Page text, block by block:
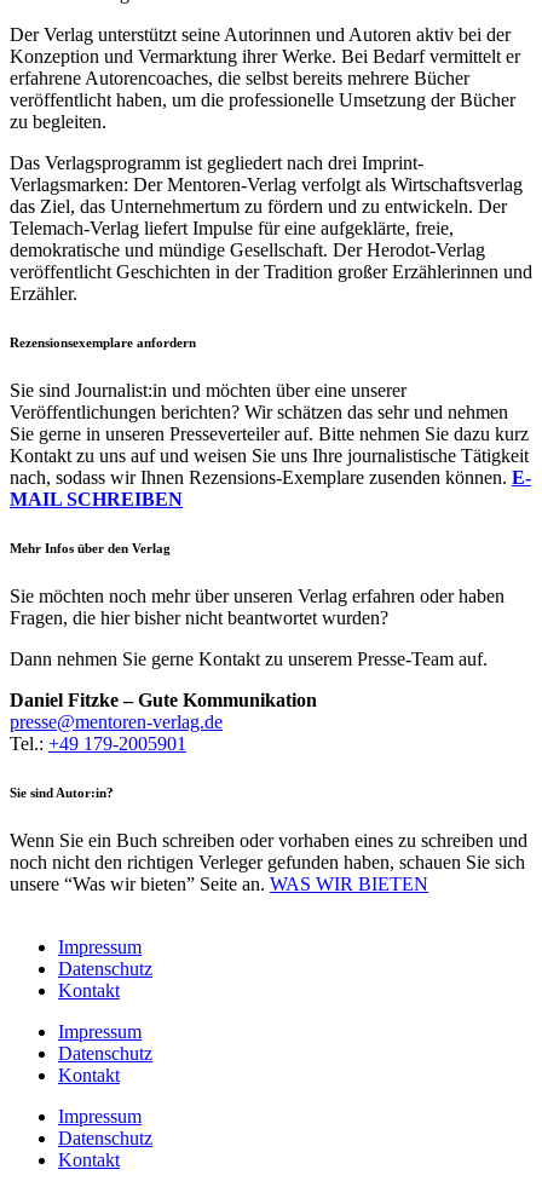
Der Verlag unterstützt seine Autorinnen und Autoren aktiv bei der
Konzeption und Vermarktung ihrer Werke. Bei Bedarf vermittelt er
erfahrene Autorencoaches, die selbst bereits mehrere Bücher
veröffentlicht haben, um die professionelle Umsetzung der Bücher
zu begleiten.
Das Verlagsprogramm ist gegliedert nach drei Imprint-
Verlagsmarken: Der Mentoren-Verlag verfolgt als Wirtschaftsverlag
das Ziel, das Unternehmertum zu fördern und zu entwickeln. Der
Telemach-Verlag liefert Impulse für eine aufgeklärte, freie,
demokratische und mündige Gesellschaft. Der Herodot-Verlag
veröffentlicht Geschichten in der Tradition großer Erzählerinnen und
Erzähler.
Rezensionsexemplare anfordern
Sie sind Journalist:in und möchten über eine unserer
Veröffentlichungen berichten? Wir schätzen das sehr und nehmen
Sie gerne in unseren Presseverteiler auf. Bitte nehmen Sie dazu kurz
Kontakt zu uns auf und weisen Sie uns Ihre journalistische Tätigkeit
nach, sodass wir Ihnen Rezensions-Exemplare zusenden können. E-
MAIL SCHREIBEN
Mehr Infos über den Verlag
Sie möchten noch mehr über unseren Verlag erfahren oder haben
Fragen, die hier bisher nicht beantwortet wurden?
Dann nehmen Sie gerne Kontakt zu unserem Presse-Team auf.
Daniel Fitzke – Gute Kommunikation
ed.galrev-nerotnem
@esserp
Tel.: +49 179‐2005901
Sie sind Autor:in?
Wenn Sie ein Buch schreiben oder vorhaben eines zu schreiben und
noch nicht den richtigen Verleger gefunden haben, schauen Sie sich
unsere “Was wir bieten” Seite an. WAS WIR BIETEN
Impressum
Datenschutz
Kontakt
Impressum
Datenschutz
Kontakt
Impressum
Datenschutz
Kontakt